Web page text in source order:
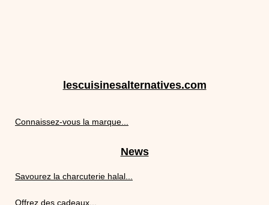
lescuisinesalternatives.com
Connaissez-vous la marque...
News
Savourez la charcuterie halal...
Offrez des cadeaux...